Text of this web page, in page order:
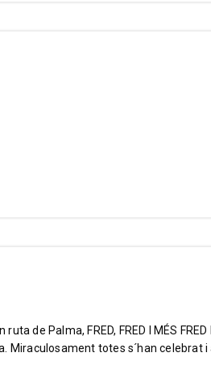
de Palma, FRED, FRED I MÉS
Miraculosament totes s´han celebrat